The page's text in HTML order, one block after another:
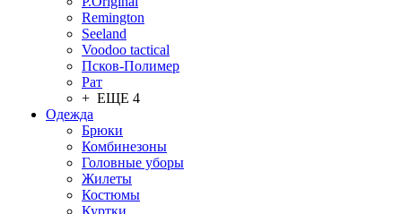
Remington
Seeland
Voodoo tactical
Псков-Полимер
Рат
+ ЕЩЕ 4
Одежда
Брюки
Комбинезоны
Головные уборы
Жилеты
Костюмы
Куртки